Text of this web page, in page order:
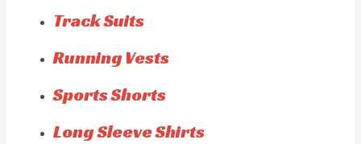
Track Suits
Running Vests
Sports Shorts
Long Sleeve Shirts